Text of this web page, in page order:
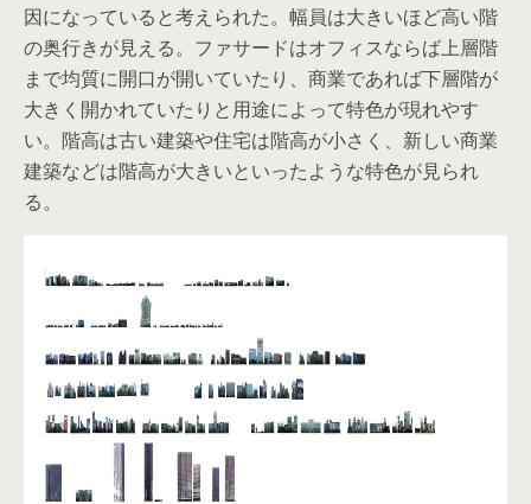
因になっていると考えられた。幅員は大きいほど高い階
の奥行きが見える。ファサードはオフィスならば上層階
まで均質に開口が開いていたり、商業であれば下層階が
大きく開かれていたりと用途によって特色が現れやす
い。階高は古い建築や住宅は階高が小さく、新しい商業
建築などは階高が大きいといったような特色が見られ
る。